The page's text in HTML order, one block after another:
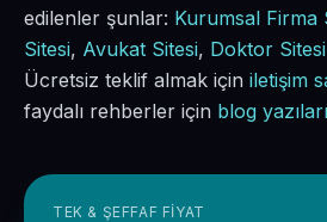
edilenler şunlar: Kurumsal Firma
Sitesi, Avukat Sitesi, Doktor Sitesi
Ücretsiz teklif almak için iletişim
faydalı rehberler için blog
TEK & ŞEFFAF FIYAT